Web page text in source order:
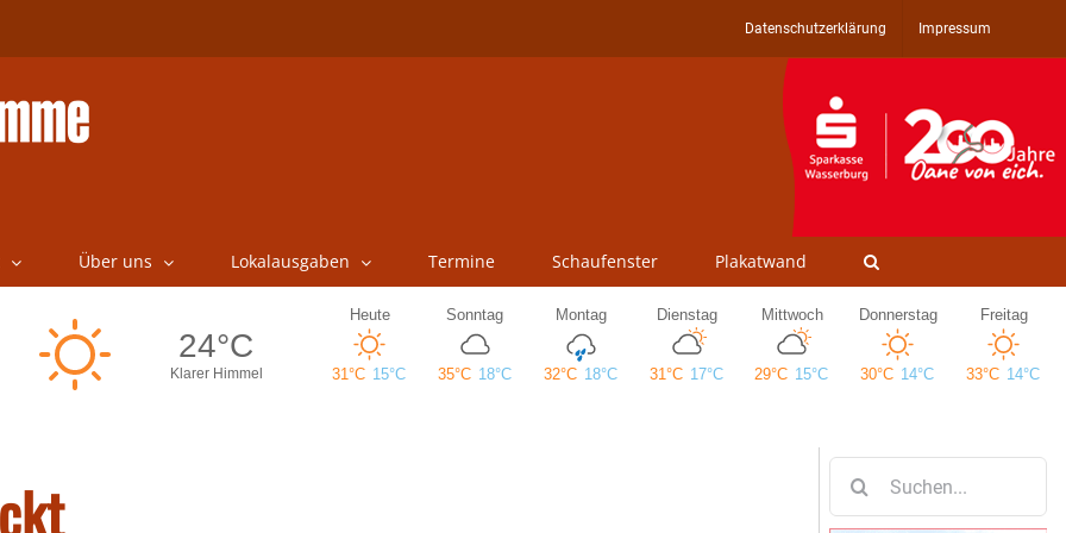
Datenschutzerklärung Impressum
Über uns Lokalausgaben Termine Schaufenster Plakatwand
nach: